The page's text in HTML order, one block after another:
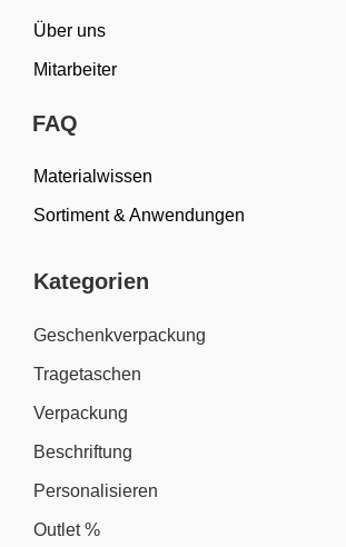
Über uns
Mitarbeiter
FAQ
Materialwissen
Sortiment & Anwendungen
Kategorien
Geschenkverpackung
Tragetaschen
Verpackung
Beschriftung
Personalisieren
Outlet %